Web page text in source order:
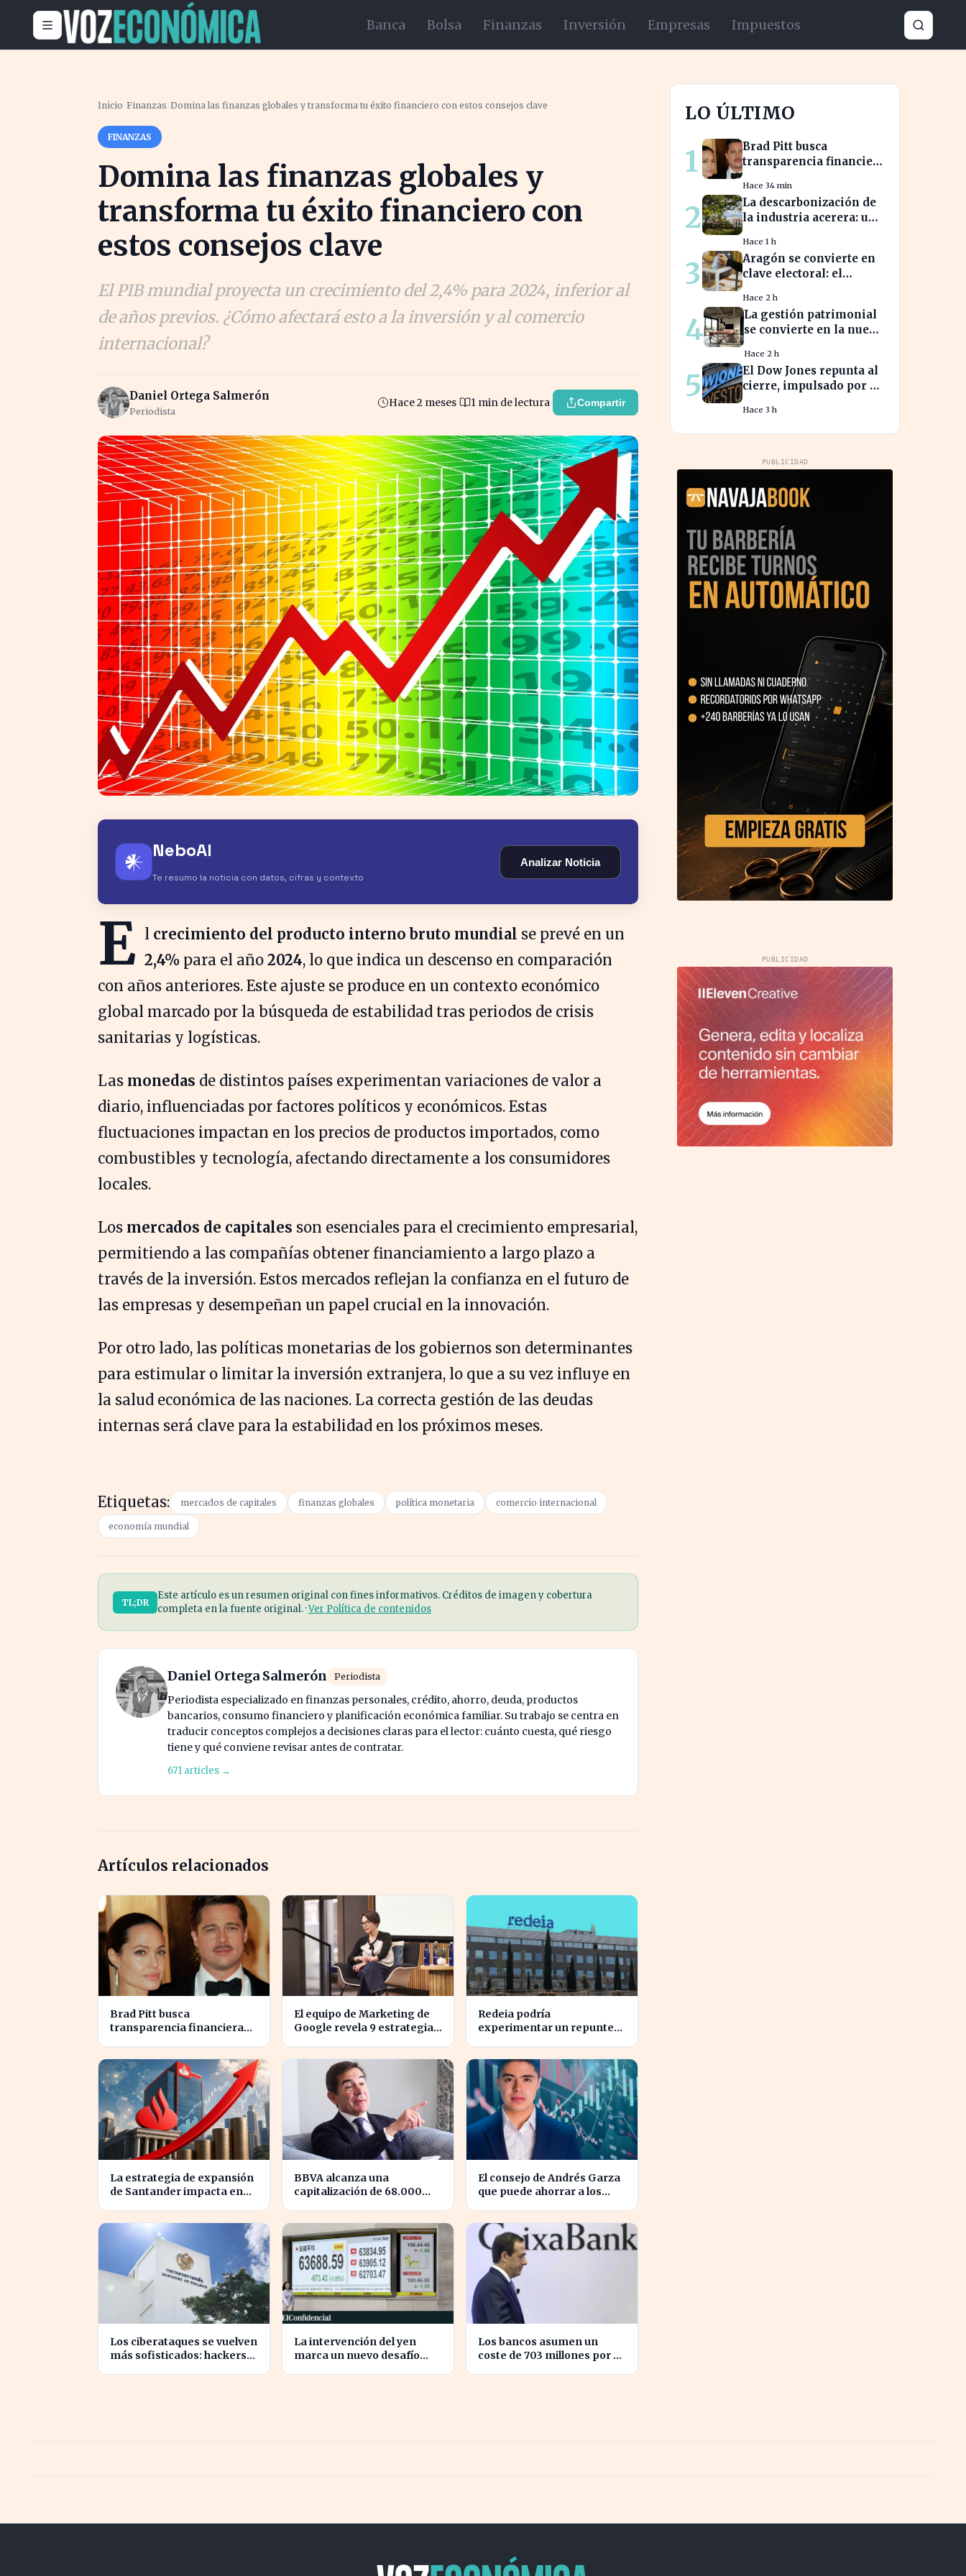
Banca Bolsa Finanzas Inversión Empresas Impuestos
Inicio ›Finanzas ›Domina las finanzas globales y transforma tu éxito financiero con estos consejos clave
FINANZAS
Domina las finanzas globales y
transforma tu éxito financiero con
estos consejos clave
El PIB mundial proyecta un crecimiento del 2,4% para 2024, inferior al
de años previos. ¿Cómo afectará esto a la inversión y al comercio
internacional?
Daniel Ortega Salmerón
Periodista
Hace 2 meses 1 min de lectura Compartir
𒀭 NeboAI
Te resumo la noticia con datos, cifras y contexto
Analizar Noticia
E l crecimiento del producto interno bruto mundial se prevé en un
2,4% para el año 2024, lo que indica un descenso en comparación
con años anteriores. Este ajuste se produce en un contexto económico
global marcado por la búsqueda de estabilidad tras periodos de crisis
sanitarias y logísticas.
Las monedas de distintos países experimentan variaciones de valor a
diario, influenciadas por factores políticos y económicos. Estas
fluctuaciones impactan en los precios de productos importados, como
combustibles y tecnología, afectando directamente a los consumidores
locales.
Los mercados de capitales son esenciales para el crecimiento empresarial,
permitiendo a las compañías obtener financiamiento a largo plazo a
través de la inversión. Estos mercados reflejan la confianza en el futuro de
las empresas y desempeñan un papel crucial en la innovación.
Por otro lado, las políticas monetarias de los gobiernos son determinantes
para estimular o limitar la inversión extranjera, lo que a su vez influye en
la salud económica de las naciones. La correcta gestión de las deudas
internas será clave para la estabilidad en los próximos meses.
Etiquetas: mercados de capitales finanzas globales política monetaria comercio internacional
economía mundial
TL;DR
Este artículo es un resumen original con fines informativos. Créditos de imagen y cobertura
completa en la fuente original. ·Ver Política de contenidos
Daniel Ortega Salmerón Periodista
Periodista especializado en finanzas personales, crédito, ahorro, deuda, productos
bancarios, consumo financiero y planificación económica familiar. Su trabajo se centra en
traducir conceptos complejos a decisiones claras para el lector: cuánto cuesta, qué riesgo
tiene y qué conviene revisar antes de contratar.
671 articles →
Artículos relacionados
Brad Pitt busca
transparencia financiera
El equipo de Marketing de
Google revela 9 estrategias
Redeia podría
experimentar un repunte
La estrategia de expansión
de Santander impacta en
BBVA alcanza una
capitalización de 68.000
El consejo de Andrés Garza
que puede ahorrar a los
Los ciberataques se vuelven
más sofisticados: hackers
La intervención del yen
marca un nuevo desafío
Los bancos asumen un
coste de 703 millones por el
LO ÚLTIMO
1
Brad Pitt busca
transparencia financiera
Angelina Jolie
Hace 34 min
2
La descarbonización de
la industria acerera: un
económico crucial
Hace 1 h
3
Aragón se convierte en
clave electoral: el
elecciones nacionales
Hace 2 h
4
La gestión patrimonial
se convierte en la nueva
española
Hace 2 h
5
El Dow Jones repunta al
cierre, impulsado por el
tecnología y
aeroespacial
Hace 3 h
PUBLICIDAD
PUBLICIDAD